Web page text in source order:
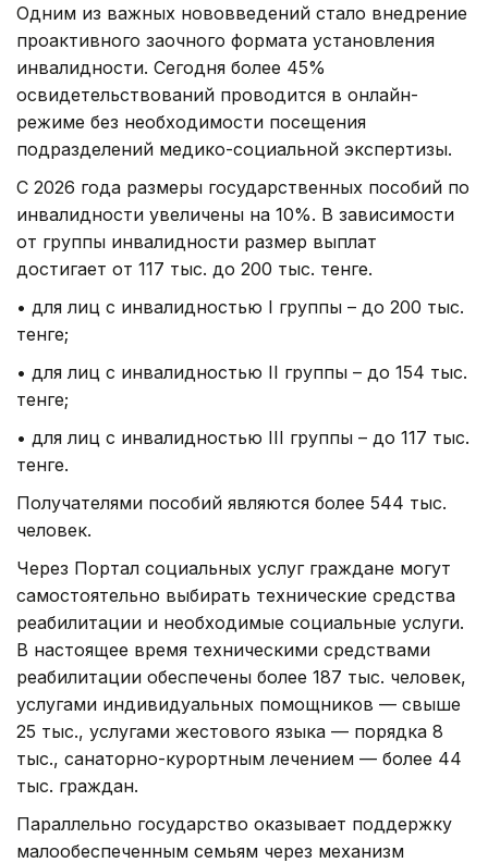
Одним из важных нововведений стало внедрение
проактивного заочного формата установления
инвалидности. Сегодня более 45%
освидетельствований проводится в онлайн-
режиме без необходимости посещения
подразделений медико-социальной экспертизы.
С 2026 года размеры государственных пособий по
инвалидности увеличены на 10%. В зависимости
от группы инвалидности размер выплат
достигает от 117 тыс. до 200 тыс. тенге.
• для лиц с инвалидностью I группы – до 200 тыс.
тенге;
• для лиц с инвалидностью II группы – до 154 тыс.
тенге;
• для лиц с инвалидностью III группы – до 117 тыс.
тенге.
Получателями пособий являются более 544 тыс.
человек.
Через Портал социальных услуг граждане могут
самостоятельно выбирать технические средства
реабилитации и необходимые социальные услуги.
В настоящее время техническими средствами
реабилитации обеспечены более 187 тыс. человек,
услугами индивидуальных помощников — свыше
25 тыс., услугами жестового языка — порядка 8
тыс., санаторно-курортным лечением — более 44
тыс. граждан.
Параллельно государство оказывает поддержку
малообеспеченным семьям через механизм